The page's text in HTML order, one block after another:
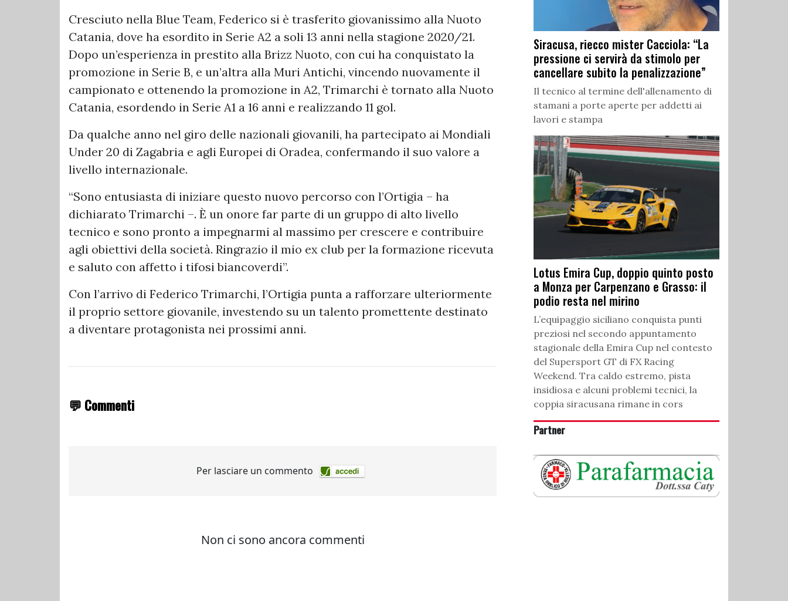
Cresciuto nella Blue Team, Federico si è trasferito giovanissimo alla Nuoto
Catania, dove ha esordito in Serie A2 a soli 13 anni nella stagione 2020/21.
Dopo un’esperienza in prestito alla Brizz Nuoto, con cui ha conquistato la
promozione in Serie B, e un’altra alla Muri Antichi, vincendo nuovamente il
campionato e ottenendo la promozione in A2, Trimarchi è tornato alla Nuoto
Catania, esordendo in Serie A1 a 16 anni e realizzando 11 gol.
Da qualche anno nel giro delle nazionali giovanili, ha partecipato ai Mondiali
Under 20 di Zagabria e agli Europei di Oradea, confermando il suo valore a
livello internazionale.
“Sono entusiasta di iniziare questo nuovo percorso con l’Ortigia – ha
dichiarato Trimarchi –. È un onore far parte di un gruppo di alto livello
tecnico e sono pronto a impegnarmi al massimo per crescere e contribuire
agli obiettivi della società. Ringrazio il mio ex club per la formazione ricevuta
e saluto con affetto i tifosi biancoverdi”.
Con l’arrivo di Federico Trimarchi, l’Ortigia punta a rafforzare ulteriormente
il proprio settore giovanile, investendo su un talento promettente destinato
a diventare protagonista nei prossimi anni.
💬 Commenti
Siracusa, riecco mister Cacciola: “La
pressione ci servirà da stimolo per
cancellare subito la penalizzazione”
Il tecnico al termine dell'allenamento di
stamani a porte aperte per addetti ai
lavori e stampa
Lotus Emira Cup, doppio quinto posto
a Monza per Carpenzano e Grasso: il
podio resta nel mirino
L’equipaggio siciliano conquista punti
preziosi nel secondo appuntamento
stagionale della Emira Cup nel contesto
del Supersport GT di FX Racing
Weekend. Tra caldo estremo, pista
insidiosa e alcuni problemi tecnici, la
coppia siracusana rimane in cors
Partner